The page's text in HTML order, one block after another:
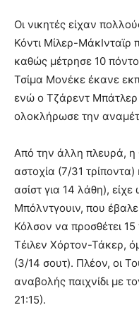
Οι νικητές είχαν
Κόντι Μίλερ-
καθώς μέτρησε 10
Τσίμα Μονέκε έκανε
ενώ ο Τζάρεντ Μπάτλερ
ολοκλήρωσε την
Από την άλλη πλευρά,
αστοχία (7/31 τρίποντα)
ασίστ για 14 λάθη),
Μπόλντγουιν, που
Κόλσον να προσθέτει
Τέιλεν Χόρτον-Τάκερ,
(3/14 σουτ). Πλέον, οι
αναβολής παιχνίδι με
21:15).